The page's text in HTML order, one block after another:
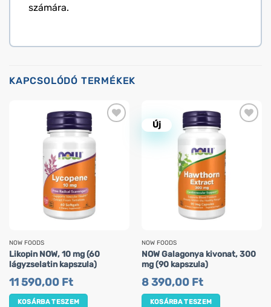
számára.
KAPCSOLÓDÓ TERMÉKEK
NOW FOODS
Likopin NOW, 10 mg (60
lágyzselatin kapszula)
11 590,00 Ft
KOSÁRBA TESZEM
Új
NOW FOODS
NOW Galagonya kivonat, 300
mg (90 kapszula)
8 390,00 Ft
KOSÁRBA TESZEM